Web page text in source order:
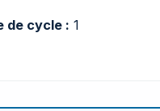
de cycle : 1